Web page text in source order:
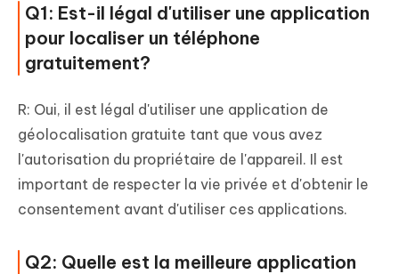
Q1: Est-il légal d'utiliser une application
pour localiser un téléphone
gratuitement?
R: Oui, il est légal d'utiliser une application de
géolocalisation gratuite tant que vous avez
l'autorisation du propriétaire de l'appareil. Il est
important de respecter la vie privée et d'obtenir le
consentement avant d'utiliser ces applications.
Q2: Quelle est la meilleure application